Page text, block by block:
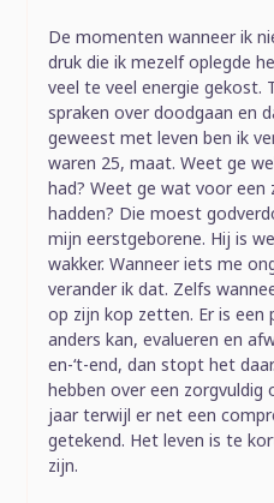
De momenten wanneer ik
druk die ik mezelf oplegde
veel te veel energie gekost.
spraken over doodgaan en
geweest met leven ben ik
waren 25, maat. Weet ge
had? Weet ge wat voor
hadden? Die moest
mijn eerstgeborene. Hij is
wakker. Wanneer iets me
verander ik dat. Zelfs
op zijn kop zetten. Er is een
anders kan, evalueren en
en-‘t-end, dan stopt het
hebben over een zorgvuldig
jaar terwijl er net een
getekend. Het leven is te
zijn.